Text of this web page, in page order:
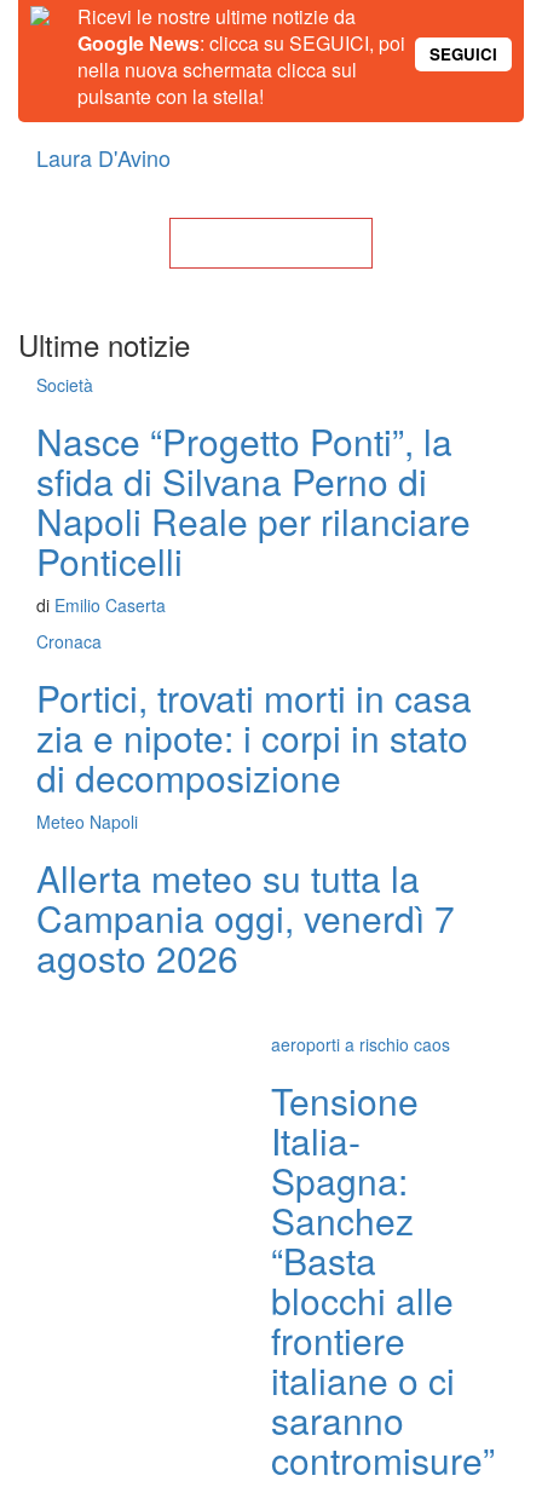
Ricevi le nostre ultime notizie da
Google News: clicca su SEGUICI, poi
nella nuova schermata clicca sul
pulsante con la stella!
SEGUICI
Laura D'Avino
Ultime notizie
Società
Nasce “Progetto Ponti”, la
sfida di Silvana Perno di
Napoli Reale per rilanciare
Ponticelli
di Emilio Caserta
Cronaca
Portici, trovati morti in casa
zia e nipote: i corpi in stato
di decomposizione
Meteo Napoli
Allerta meteo su tutta la
Campania oggi, venerdì 7
agosto 2026
aeroporti a rischio caos
Tensione
Italia-
Spagna:
Sanchez
“Basta
blocchi alle
frontiere
italiane o ci
saranno
contromisure”